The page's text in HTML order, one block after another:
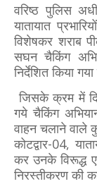
वरिष्ठ पुलिस
यातायात
विशेषकर शराब
सघन चैकिंग
निर्देशित किया
जिसके क्रम में
गये चैकिंग
वाहन चलाने वाले
कोटद्वार-04,
कर उनके विरूद्ध
निरस्तीकरण की